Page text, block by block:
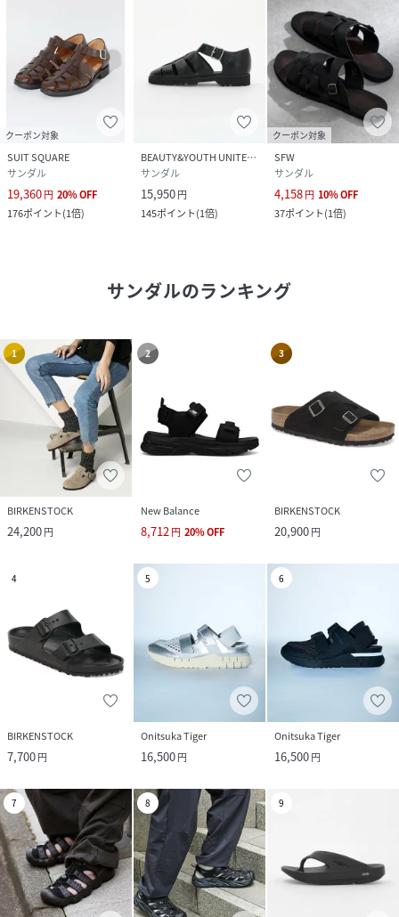
クーポン対象
SUIT SQUARE
サンダル
19,360円 20%OFF
176ポイント(1倍)
BEAUTY&YOUTH UNITED ARROWS
サンダル
15,950円
145ポイント(1倍)
クーポン対象
SFW
サンダル
4,158円 10%OFF
37ポイント(1倍)
サンダルのランキング
1
BIRKENSTOCK
24,200円
2
New Balance
8,712円 20%OFF
3
BIRKENSTOCK
20,900円
4
BIRKENSTOCK
7,700円
5
Onitsuka Tiger
16,500円
6
Onitsuka Tiger
16,500円
7 8 9